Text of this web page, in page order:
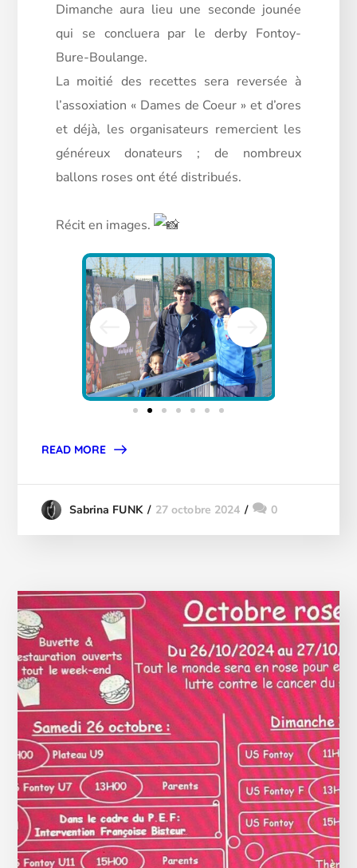
Dimanche aura lieu une seconde jounée
qui se concluera par le derby Fontoy-
Bure-Boulange.
La moitié des recettes sera reversée à
l’assoxiation « Dames de Coeur » et d’ores
et déjà, les organisateurs remercient les
généreux donateurs ; de nombreux
ballons roses ont été distribués.
Récit en images.
READ MORE
Sabrina FUNK 27 octobre 2024 0